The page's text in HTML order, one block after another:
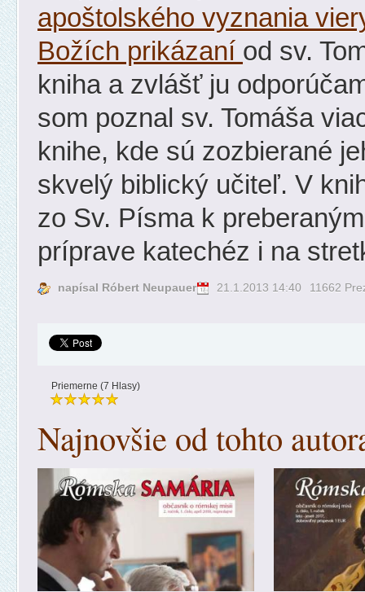
apoštolského vyznania
Božích prikázaní od sv.
kniha a zvlášť ju
som poznal sv. Tomáša
knihe, kde sú zozbierané
skvelý biblický učiteľ. V
zo Sv. Písma k
príprave katechéz i na
napísal Róbert Neupauer 21.1.2013 14:40 11662
Priemerne (7 Hlasy)
Najnovšie od tohto